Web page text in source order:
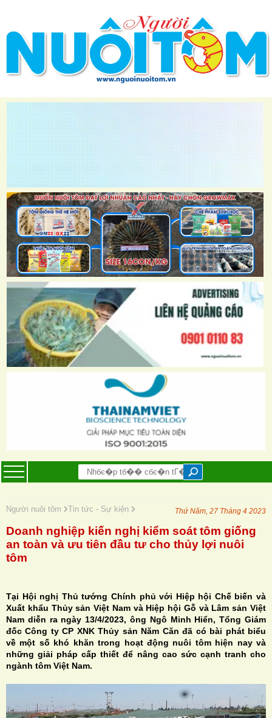
Người nuôi tôm Tin tức - Sự kiện Thứ Năm, 27 Tháng 4 2023
Doanh nghiệp kiến nghị kiểm soát tôm giống
an toàn và ưu tiên đầu tư cho thủy lợi nuôi
tôm
Tại Hội nghị Thủ tướng Chính phủ với Hiệp hội Chế biến và
Xuất khẩu Thủy sản Việt Nam và Hiệp hội Gỗ và Lâm sản Việt
Nam diễn ra ngày 13/4/2023, ông Ngô Minh Hiển, Tổng Giám
đốc Công ty CP XNK Thủy sản Năm Căn đã có bài phát biểu
về một số khó khăn trong hoạt động nuôi tôm hiện nay và
những giải pháp cấp thiết để nâng cao sức cạnh tranh cho
ngành tôm Việt Nam.